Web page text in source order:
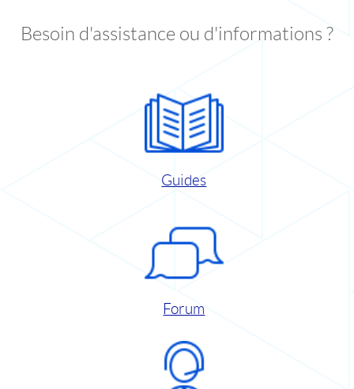
Besoin d'assistance ou d'informations ?
Guides
Forum